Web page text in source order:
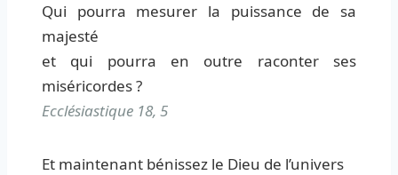
Qui pourra mesurer la puissance de sa
majesté
et qui pourra en outre raconter ses
miséricordes ?
Ecclésiastique 18, 5
Et maintenant bénissez le Dieu de l’univers